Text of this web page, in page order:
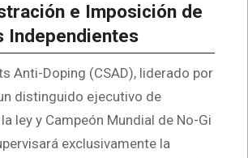
e Imposición de
Independientes
Anti-Doping (CSAD), liderado por
distinguido ejecutivo de
ley y Campeón Mundial de No-Gi
exclusivamente la